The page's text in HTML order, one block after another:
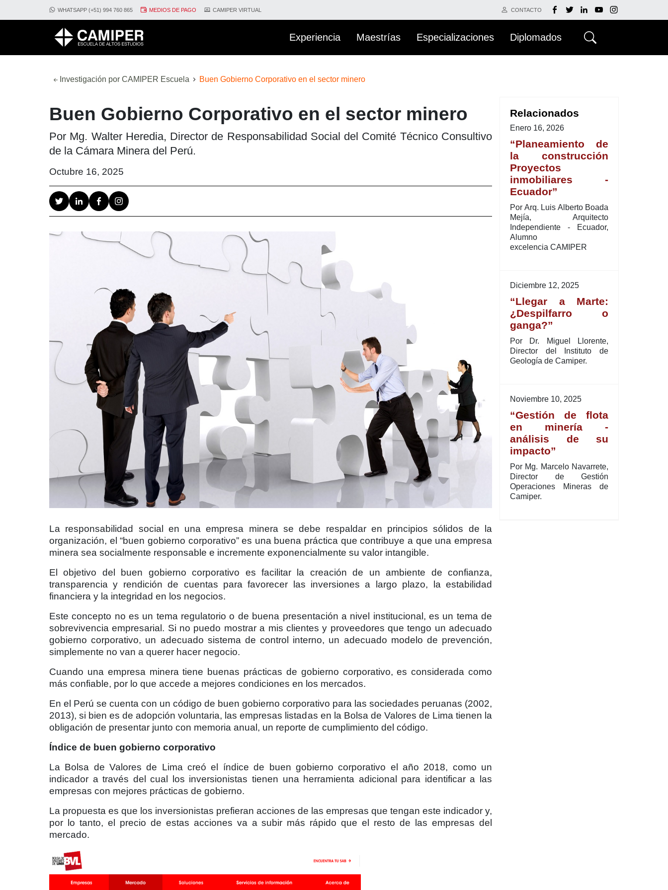
WHATSAPP (+51) 994 760 865 MEDIOS DE PAGO CAMIPER VIRTUAL CONTACTO
Experiencia Maestrías Especializaciones Diplomados
Investigación por CAMIPER Escuela Buen Gobierno Corporativo en el sector minero
Buen Gobierno Corporativo en el sector minero
Por Mg. Walter Heredia, Director de Responsabilidad Social del Comité Técnico Consultivo
de la Cámara Minera del Perú.
Octubre 16, 2025
La responsabilidad social en una empresa minera se debe respaldar en principios sólidos de la
organización, el “buen gobierno corporativo” es una buena práctica que contribuye a que una empresa
minera sea socialmente responsable e incremente exponencialmente su valor intangible.
El objetivo del buen gobierno corporativo es facilitar la creación de un ambiente de confianza,
transparencia y rendición de cuentas para favorecer las inversiones a largo plazo, la estabilidad
financiera y la integridad en los negocios.
Este concepto no es un tema regulatorio o de buena presentación a nivel institucional, es un tema de
sobrevivencia empresarial. Si no puedo mostrar a mis clientes y proveedores que tengo un adecuado
gobierno corporativo, un adecuado sistema de control interno, un adecuado modelo de prevención,
simplemente no van a querer hacer negocio.
Cuando una empresa minera tiene buenas prácticas de gobierno corporativo, es considerada como
más confiable, por lo que accede a mejores condiciones en los mercados.
En el Perú se cuenta con un código de buen gobierno corporativo para las sociedades peruanas (2002,
2013), si bien es de adopción voluntaria, las empresas listadas en la Bolsa de Valores de Lima tienen la
obligación de presentar junto con memoria anual, un reporte de cumplimiento del código.
Índice de buen gobierno corporativo
La Bolsa de Valores de Lima creó el índice de buen gobierno corporativo el año 2018, como un
indicador a través del cual los inversionistas tienen una herramienta adicional para identificar a las
empresas con mejores prácticas de gobierno.
La propuesta es que los inversionistas prefieran acciones de las empresas que tengan este indicador y,
por lo tanto, el precio de estas acciones va a subir más rápido que el resto de las empresas del
mercado.
Relacionados
Enero 16, 2026
“Planeamiento de
la construcción
Proyectos
inmobiliares -
Ecuador”
Por Arq. Luis Alberto Boada
Mejía, Arquitecto
Independiente - Ecuador,
Alumno
excelencia CAMIPER
Diciembre 12, 2025
“Llegar a Marte:
¿Despilfarro o
ganga?”
Por Dr. Miguel Llorente,
Director del Instituto de
Geología de Camiper.
Noviembre 10, 2025
“Gestión de flota
en minería -
análisis de su
impacto”
Por Mg. Marcelo Navarrete,
Director de Gestión
Operaciones Mineras de
Camiper.